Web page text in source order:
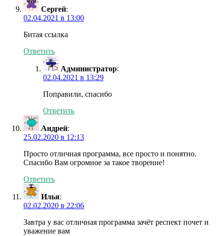
Сергей:
02.04.2021 в 13:00
Битая ссылка
Ответить
Администратор:
02.04.2021 в 13:29
Поправили, спасибо
Ответить
Андрей:
25.02.2020 в 12:13
Просто отличная программа, все просто и понятно.
Спасибо Вам огромное за такое творение!
Ответить
Илья:
02.02.2020 в 22:06
Завтра у вас отличная программа зачёт респект почет и
уважение вам